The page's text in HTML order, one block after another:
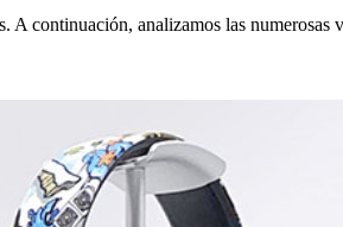
continuación, analizamos las numerosas